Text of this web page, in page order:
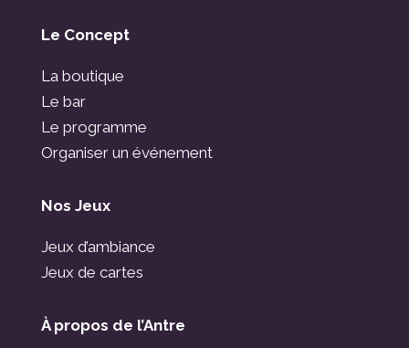
Le Concept
La boutique
Le bar
Le programme
Organiser un événement
Nos Jeux
Jeux d’ambiance
Jeux de cartes
À propos de l’Antre